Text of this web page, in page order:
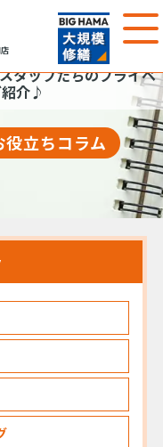
タッフたちのプライベ
紹介♪
立ちコラム